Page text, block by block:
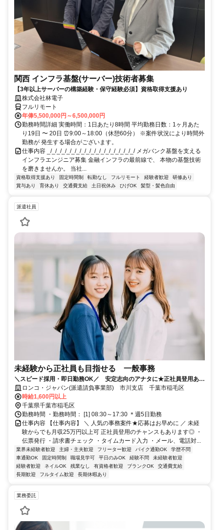
関西 インフラ基盤(サーバー)技術者募集
【3年以上サーバーの構築経験・保守経験必須】資格取得支援あり
株式会社林電子
フルリモート
年俸5,500,000円～6,500,000円
勤務時間詳細 実働時間：1日あたり8時間 平均勤務日数：1ヶ月あた
り19日 〜 20日 ⏰9:00～18:00（休憩60分） ※案件状況により時間外
勤務が 発生する場合がございます。
仕事内容 _/_/_/_/_/_/_/_/_/_/_/_/_/_/_/_/_/_/ メガバンク基盤を支える
インフラエンジニア募集 金融インフラの最前線で、 本物の基盤技術
を磨きませんか。 当社...
資格取得支援あり 固定時間制 転勤なし フルリモート 経験者歓迎
研修あり
賞与あり
育休あり 交通費支給 土日祝休み ひげOK 髪型・髪色自由
派遣社員
未経験から正社員も目指せる 一般事務
＼スピード採用・即日勤務OK／ 安定志向のアナタに★正社員登用あり
｜残業なし｜土日祝休み｜私服OK｜髪型・髪色自由！
ロンコ・ジャパン(派遣請負事業部) 市川支店 千葉市稲毛区
時給1,600円以上
千葉県千葉市稲毛区
勤務時間 ・勤務時間： [1] 08:30～17:30 ＊週5日勤務
仕事内容 【仕事内容】 ＼ 人気の事務案件★応募はお早めに ／ 未経
験からでも月収25万円以上可 正社員登用のチャンスもあります◎ ・
伝票発行 ・請求書チェック ・タイムカード入力 ・メール、電話対...
業界未経験者歓迎 主婦・主夫歓迎 フリーター歓迎 バイク通勤OK
学歴不問
車通勤OK
固定時間制 職場見学可 平日のみOK 経験不問
未経験者歓迎
経験者歓迎
ネイルOK 残業なし 有資格者歓迎 ブランクOK
交通費支給
長期歓迎
フルタイム歓迎 長期休暇あり
業務委託